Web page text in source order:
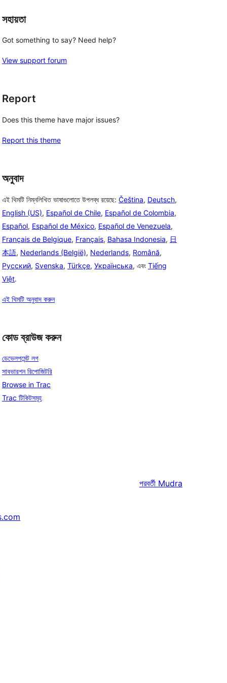
সহায়তা
Got something to say? Need help?
View support forum
Report
Does this theme have major issues?
Report this theme
অনুবাদ
এই থিমটি নিম্নলিখিত ভাষাগুলোতে উপলব্ধ রয়েছে: Čeština, Deutsch,
English (US), Español de Chile, Español de Colombia,
Español, Español de México, Español de Venezuela,
Français de Belgique, Français, Bahasa Indonesia, 日
本語, Nederlands (België), Nederlands, Română,
Русский, Svenska, Türkçe, Українська, এবং Tiếng
Việt.
এই থিমটি অনুবাদ করুন
কোড ব্রাউজ করুন
ডেভেলপমেন্ট লগ
সাবভারশন রিপোজিটরি
Browse in Trac
Trac টিকিটসমূহ
পরবর্তী Mudra